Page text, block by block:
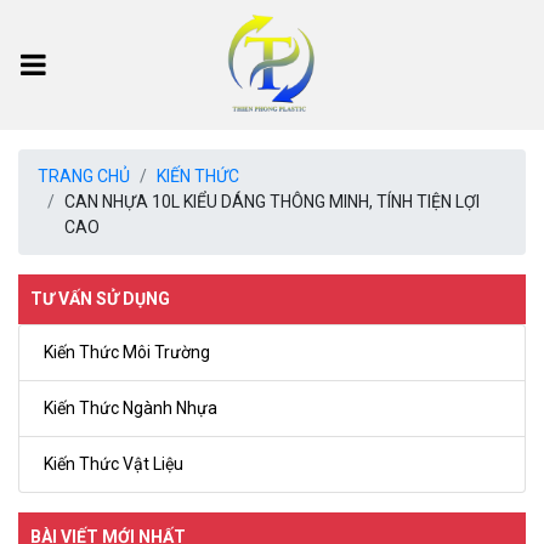
TRANG CHỦ
KIẾN THỨC
CAN NHỰA 10L KIỂU DÁNG THÔNG MINH, TÍNH TIỆN LỢI
CAO
TƯ VẤN SỬ DỤNG
Kiến Thức Môi Trường
Kiến Thức Ngành Nhựa
Kiến Thức Vật Liệu
BÀI VIẾT MỚI NHẤT